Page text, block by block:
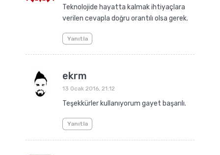
Teknolojide hayatta kalmak ihtiyaçlara
verilen cevapla doğru orantılı olsa gerek.
Yanıtla
ekrm
13 Ocak 2016, 21:12
Teşekkürler kullanıyorum gayet başarılı.
Yanıtla